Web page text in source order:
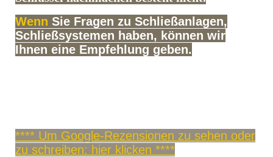
Wenn Sie Fragen zu Schließanlagen,
Schließsystemen haben, können wir
Ihnen eine Empfehlung geben.
**** Um Google-Rezensionen zu sehen oder
zu schreiben: hier klicken ****